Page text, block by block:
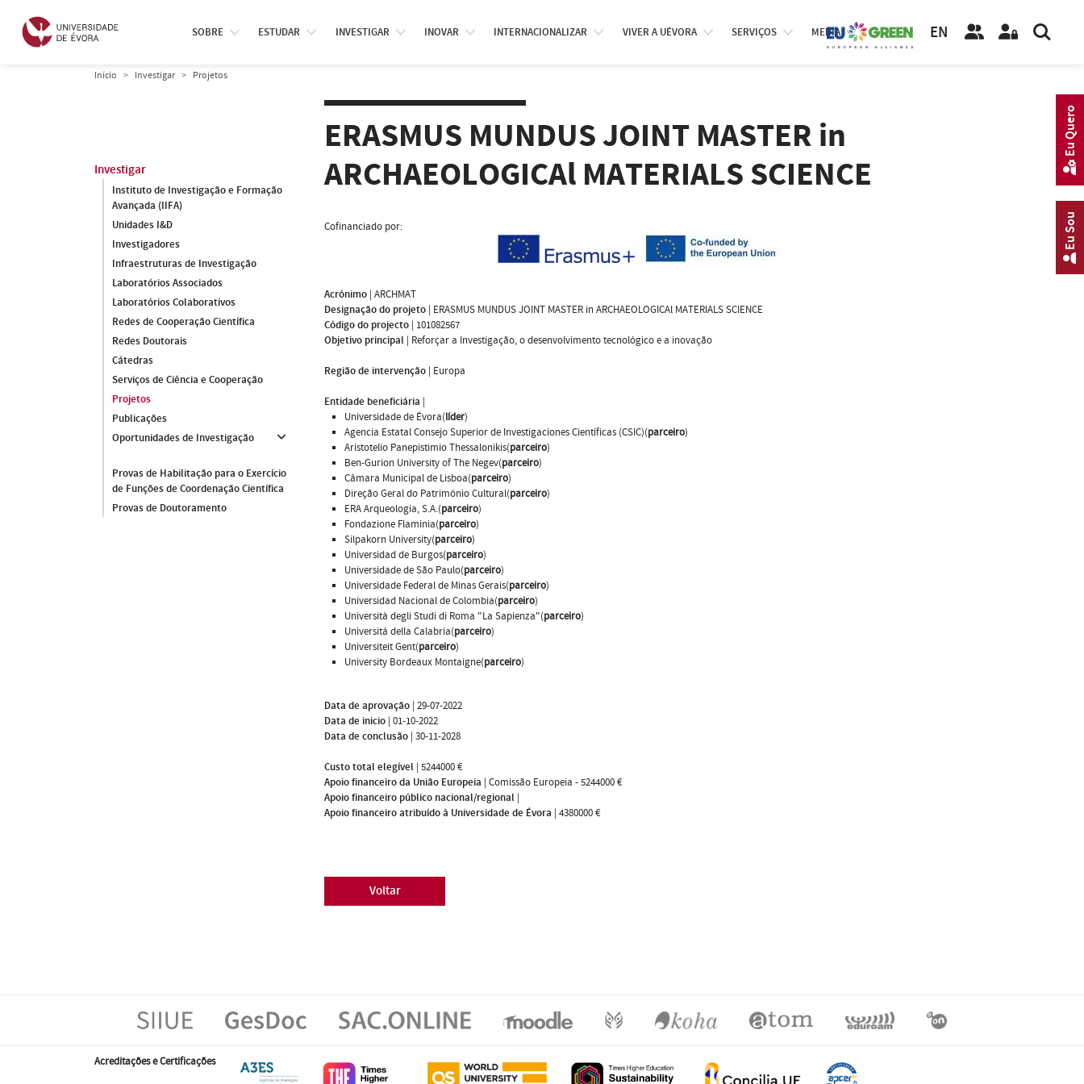
SOBRE ESTUDAR INVESTIGAR INOVAR INTERNACIONALIZAR VIVER A UÉVORA SERVIÇOS MEDIA EN
Início Investigar Projetos
Investigar
Instituto de Investigação e Formação
Avançada (IIFA)
Unidades I&D
Investigadores
Infraestruturas de Investigação
Laboratórios Associados
Laboratórios Colaborativos
Redes de Cooperação Científica
Redes Doutorais
Cátedras
Serviços de Ciência e Cooperação
Projetos
Publicações
Oportunidades de Investigação
Provas de Habilitação para o Exercício
de Funções de Coordenação Científica
Provas de Doutoramento
ERASMUS MUNDUS JOINT MASTER in
ARCHAEOLOGICAl MATERIALS SCIENCE
Cofinanciado por:
Acrónimo | ARCHMAT
Designação do projeto | ERASMUS MUNDUS JOINT MASTER in ARCHAEOLOGICAl MATERIALS SCIENCE
Código do projecto | 101082567
Objetivo principal | Reforçar a Investigação, o desenvolvimento tecnológico e a inovação
Região de intervenção | Europa
Entidade beneficiária |
Universidade de Évora(líder)
Agencia Estatal Consejo Superior de Investigaciones Científicas (CSIC)(parceiro)
Aristotelio Panepistimio Thessalonikis(parceiro)
Ben-Gurion University of The Negev(parceiro)
Câmara Municipal de Lisboa(parceiro)
Direção Geral do Património Cultural(parceiro)
ERA Arqueologia, S.A.(parceiro)
Fondazione Flaminia(parceiro)
Silpakorn University(parceiro)
Universidad de Burgos(parceiro)
Universidade de São Paulo(parceiro)
Universidade Federal de Minas Gerais(parceiro)
Universidad Nacional de Colombia(parceiro)
Università degli Studi di Roma "La Sapienza"(parceiro)
Universitá della Calabria(parceiro)
Universiteit Gent(parceiro)
University Bordeaux Montaigne(parceiro)
Data de aprovação | 29-07-2022
Data de inicio | 01-10-2022
Data de conclusão | 30-11-2028
Custo total elegível | 5244000 €
Apoio financeiro da União Europeia | Comissão Europeia - 5244000 €
Apoio financeiro público nacional/regional |
Apoio financeiro atribuído à Universidade de Évora | 4380000 €
Voltar
Acreditações e Certificações
Eu Sou
Eu Quero